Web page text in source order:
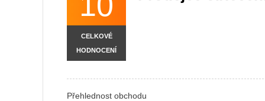
CELKOVÉ
HODNOCENÍ
Přehlednost obchodu